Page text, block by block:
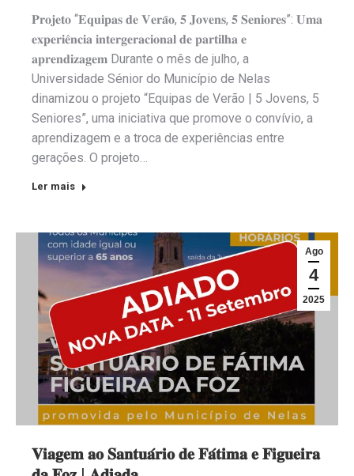
𝐏𝐫𝐨𝐣𝐞𝐭𝐨 “𝐄𝐪𝐮𝐢𝐩𝐚𝐬 𝐝𝐞 𝐕𝐞𝐫𝐚̃𝐨, 𝟓 𝐉𝐨𝐯𝐞𝐧𝐬, 𝟓 𝐒𝐞𝐧𝐢𝐨𝐫𝐞𝐬”: 𝐔𝐦𝐚
𝐞𝐱𝐩𝐞𝐫𝐢𝐞̂𝐧𝐜𝐢𝐚 𝐢𝐧𝐭𝐞𝐫𝐠𝐞𝐫𝐚𝐜𝐢𝐨𝐧𝐚𝐥 𝐝𝐞 𝐩𝐚𝐫𝐭𝐢𝐥𝐡𝐚 𝐞
𝐚𝐩𝐫𝐞𝐧𝐝𝐢𝐳𝐚𝐠𝐞𝐦 Durante o mês de julho, a
Universidade Sénior do Município de Nelas
dinamizou o projeto “Equipas de Verão | 5 Jovens, 5
Seniores”, uma iniciativa que promove o convívio, a
aprendizagem e a troca de experiências entre
gerações. O projeto…
Ler mais
Ago
4
2025
𝐕𝐢𝐚𝐠𝐞𝐦 𝐚𝐨 𝐒𝐚𝐧𝐭𝐮𝐚́𝐫𝐢𝐨 𝐝𝐞 𝐅𝐚́𝐭𝐢𝐦𝐚 𝐞 𝐅𝐢𝐠𝐮𝐞𝐢𝐫𝐚